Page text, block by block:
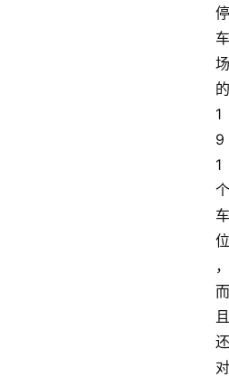
停
车
场
的
1
9
1
个
车
位
，
而
且
还
对